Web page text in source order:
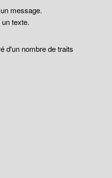
message.
texte.
d'un nombre de traits